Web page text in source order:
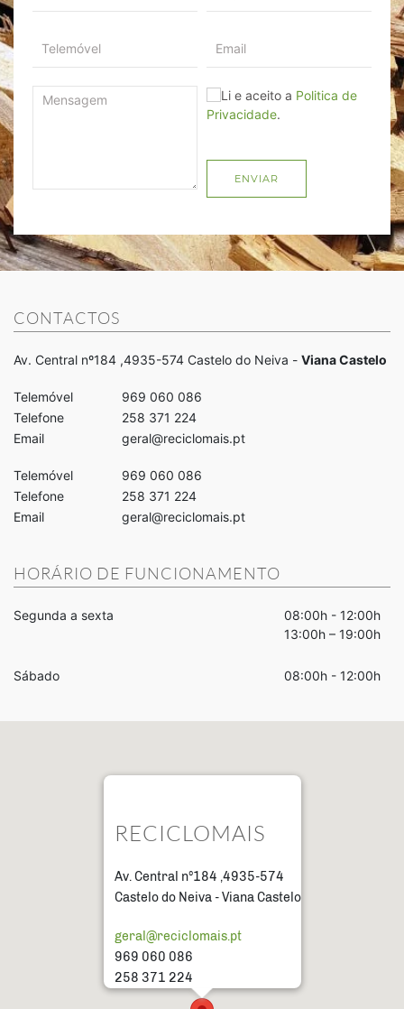
Li e aceito a Politica de
Privacidade.
ENVIAR
CONTACTOS
Av. Central nº184 ,4935-574 Castelo do Neiva - Viana Castelo
Telemóvel
969 060 086
Telefone
258 371 224
Email
geral@reciclomais.pt
Telemóvel
969 060 086
Telefone
258 371 224
Email
geral@reciclomais.pt
HORÁRIO DE FUNCIONAMENTO
Segunda a sexta
08:00h - 12:00h
13:00h – 19:00h
Sábado 08:00h - 12:00h
RECICLOMAIS
Av. Central nº184 ,4935-574
Castelo do Neiva - Viana Castelo
geral@reciclomais.pt
969 060 086
258 371 224